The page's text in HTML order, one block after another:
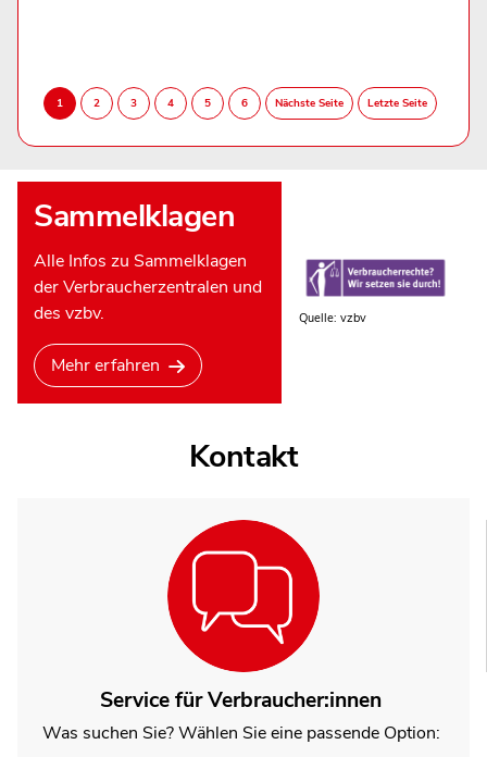
Sammelklagen
Alle Infos zu Sammelklagen
der Verbraucherzentralen und
des vzbv.
Mehr erfahren
Quelle: vzbv
Kontakt
Service für Verbraucher:innen
Was suchen Sie? Wählen Sie eine passende Option: